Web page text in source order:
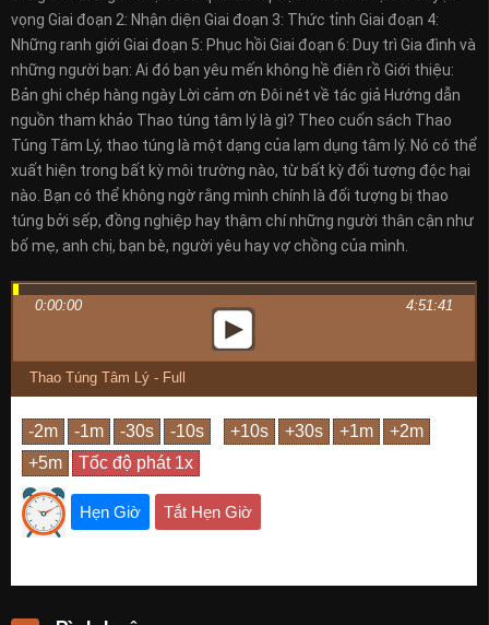
vọng Giai đoạn 2: Nhận diện Giai đoạn 3: Thức tỉnh Giai đoạn 4:
Những ranh giới Giai đoạn 5: Phục hồi Giai đoạn 6: Duy trì Gia đình và
những người bạn: Ai đó bạn yêu mến không hề điên rồ Giới thiệu:
Bản ghi chép hàng ngày Lời cảm ơn Đôi nét về tác giả Hướng dẫn
nguồn tham khảo Thao túng tâm lý là gì? Theo cuốn sách Thao
Túng Tâm Lý, thao túng là một dạng của lạm dụng tâm lý. Nó có thể
xuất hiện trong bất kỳ môi trường nào, từ bất kỳ đối tượng độc hại
nào. Bạn có thể không ngờ rằng mình chính là đối tượng bị thao
túng bởi sếp, đồng nghiệp hay thậm chí những người thân cận như
bố mẹ, anh chị, bạn bè, người yêu hay vợ chồng của mình.
0:00:00 4:51:41
Thao Túng Tâm Lý - Full
Hẹn Giờ Tắt Hẹn Giờ